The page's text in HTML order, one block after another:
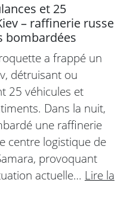
et 25
– raffinerie russe
bombardées
a frappé un
détruisant ou
25 véhicules et
Dans la nuit,
une raffinerie
centre logistique de
provoquant
actuelle… Lire la